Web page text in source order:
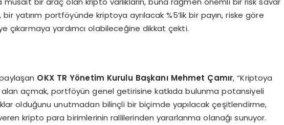
yatırım portföyünde kriptoya ayrılacak %5’lik bir payın, riske göre
çıkarmaya yardımcı olabileceğine dikkat çekti.
OKX TR Yönetim Kurulu Başkanı Mehmet Çamır, “Kriptoya
açmak, portföyün genel getirisine katkıda bulunma potansiyeli
olduğunu unutmadan bilinçli bir biçimde yapılacak çeşitlendirme,
kripto para birimlerinin rallilerinden yararlanma olanağı sunuyor.